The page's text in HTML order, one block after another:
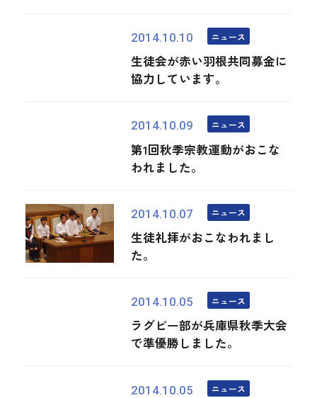
2014.10.10 ニュース
生徒会が赤い羽根共同募金に
協力しています。
2014.10.09 ニュース
第1回秋季宗教運動がおこな
われました。
2014.10.07 ニュース
生徒礼拝がおこなわれまし
た。
2014.10.05 ニュース
ラグビー部が兵庫県秋季大会
で準優勝しました。
2014.10.05 ニュース